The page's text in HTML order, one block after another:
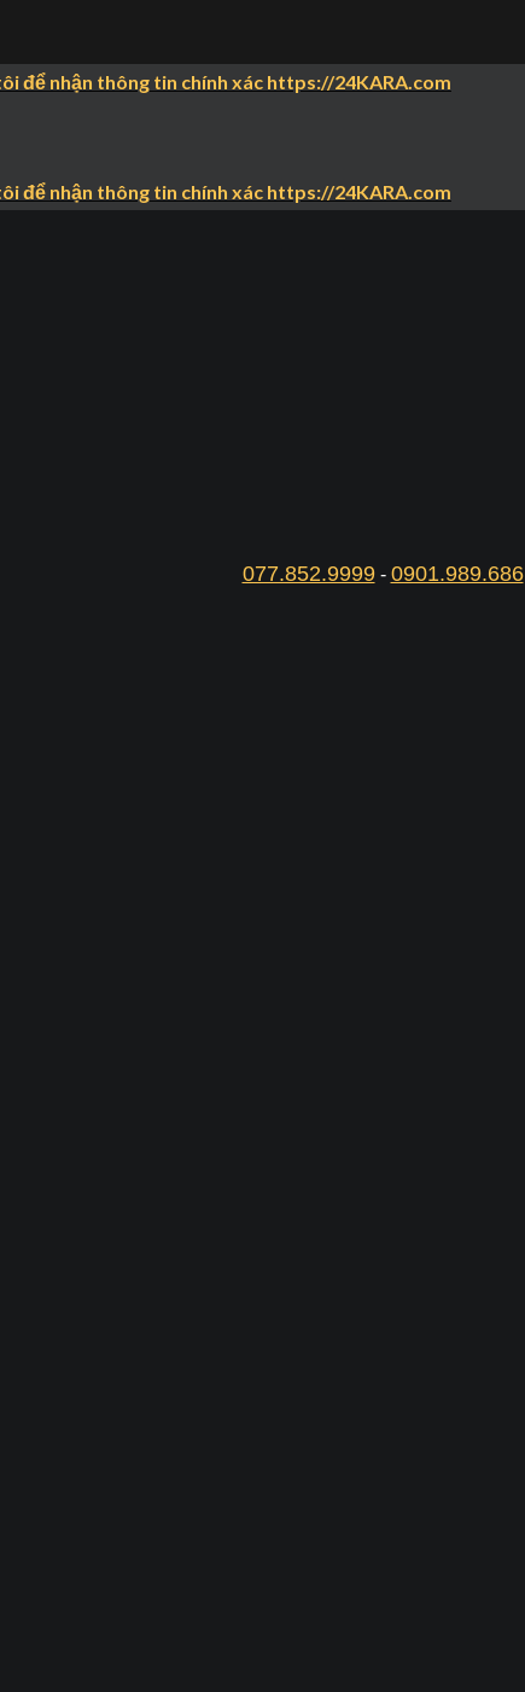
để nhận thông tin chính xác https://24KARA.com
để nhận thông tin chính xác https://24KARA.com
077.852.9999- 0901.989.686